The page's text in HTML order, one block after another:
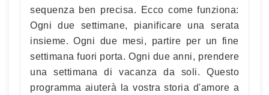
sequenza ben precisa. Ecco come funziona:
Ogni due settimane, pianificare una serata
insieme. Ogni due mesi, partire per un fine
settimana fuori porta. Ogni due anni, prendere
una settimana di vacanza da soli. Questo
programma aiuterà la vostra storia d'amore a